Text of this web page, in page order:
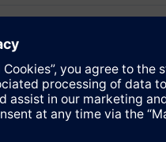
pohony 100 N pro ventily se